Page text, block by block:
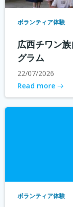
ボランティア体験
広西チワン
グラム
22/07/2026
Read more
ボランティア体験